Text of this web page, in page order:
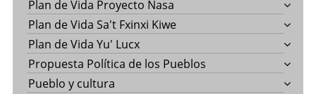
Plan de Vida Proyecto Nasa
Plan de Vida Sa't Fxinxi Kiwe
Plan de Vida Yu' Lucx
Propuesta Política de los Pueblos
Pueblo y cultura